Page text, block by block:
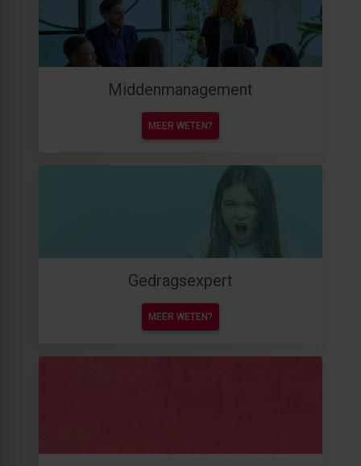
Middenmanagement
MEER WETEN?
Gedragsexpert
MEER WETEN?